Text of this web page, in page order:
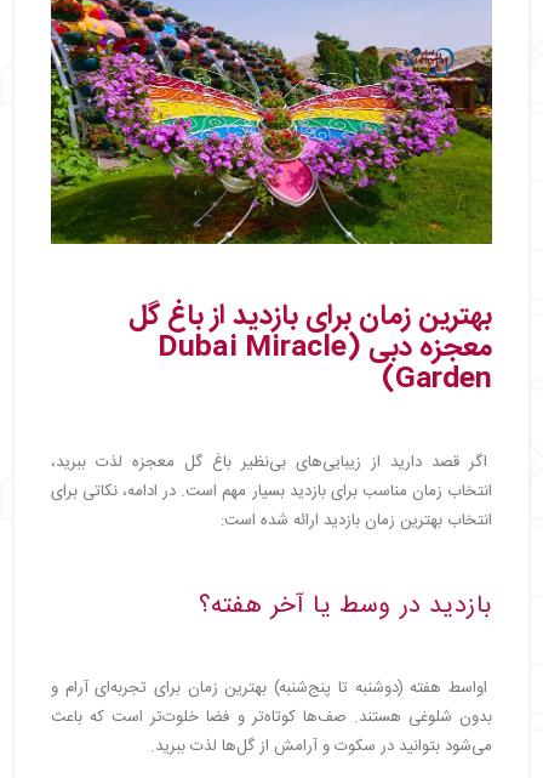
بهترین زمان برای بازدید از باغ گل
معجزه دبی (Dubai Miracle
Garden)
اگر قصد دارید از زیبایی‌های بی‌نظیر باغ گل معجزه لذت ببرید،
انتخاب زمان مناسب برای بازدید بسیار مهم است. در ادامه، نکاتی برای
انتخاب بهترین زمان بازدید ارائه شده است:
بازدید در وسط یا آخر هفته؟
اواسط هفته (دوشنبه تا پنج‌شنبه) بهترین زمان برای تجربه‌ای آرام و
بدون شلوغی هستند. صف‌ها کوتاه‌تر و فضا خلوت‌تر است که باعث
می‌شود بتوانید در سکوت و آرامش از گل‌ها لذت ببرید.